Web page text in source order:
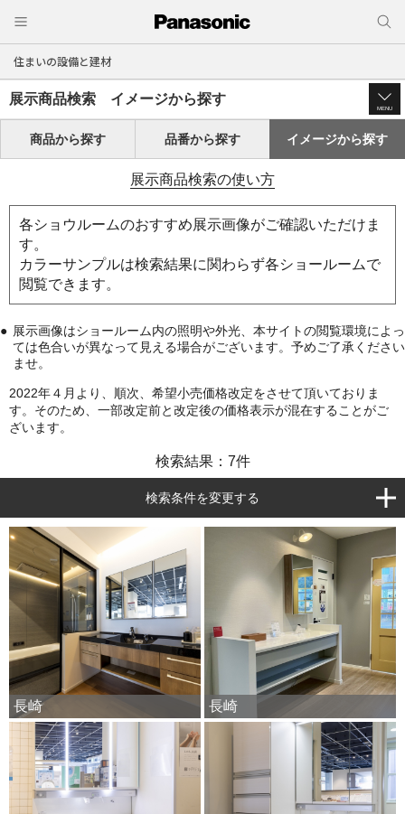
住まいの設備と建材
展示商品検索 イメージから探す
MENU
商品から探す 品番から探す イメージから探す
展示商品検索の使い方
各ショウルームのおすすめ展示画像がご確認いただけま
す。
カラーサンプルは検索結果に関わらず各ショールームで
閲覧できます。
展示画像はショールーム内の照明や外光、本サイトの閲覧環境によっ
ては色合いが異なって見える場合がございます。予めご了承ください
ませ。
2022年４月より、順次、希望小売価格改定をさせて頂いておりま
す。そのため、一部改定前と改定後の価格表示が混在することがご
ざいます。
検索結果： 7件
検索条件を変更する
長崎 長崎